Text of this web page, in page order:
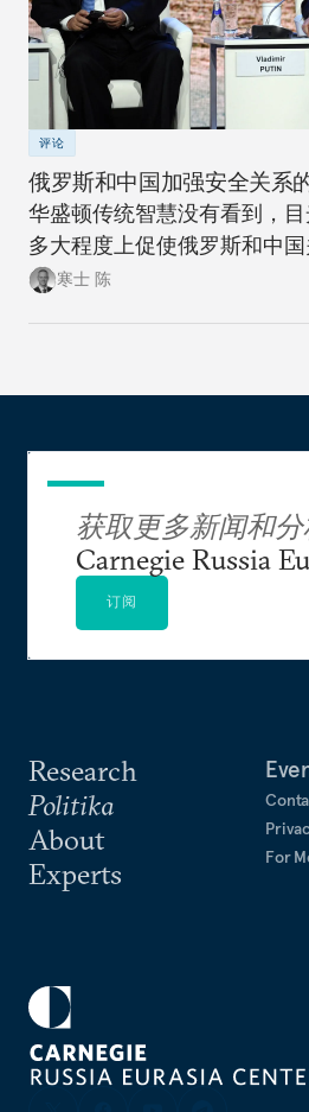
评论
俄罗斯和中国加强安全关系
华盛顿传统智慧没有看到，
多大程度上促使俄罗斯和中
此次此刻，正是美国政策制定
寒士 陈
Research
Politika
About
Experts
For
获取更多新闻和
Carnegie Russia
订阅